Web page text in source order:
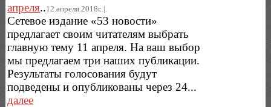
апреля..12.апреля.2018г..|.
Сетевое издание «53 новости»
предлагает своим читателям выбрать
главную тему 11 апреля. На ваш выбор
мы предлагаем три наших публикации.
Результаты голосования будут
подведены и опубликованы через 24...
далее